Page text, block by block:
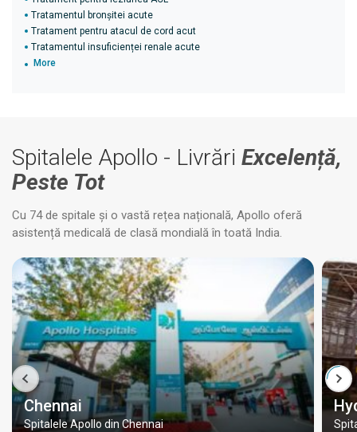
Tratamentul bronșitei acute
Tratament pentru atacul de cord acut
Tratamentul insuficienței renale acute
More
Spitalele Apollo - Livrări Excelență,
Peste Tot
Cu 74 de spitale și o vastă rețea națională, Apollo oferă
asistență medicală de clasă mondială în toată India.
Chennai
Spitalele Apollo din Chennai